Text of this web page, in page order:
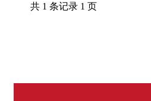
共 1 条记录 1 页